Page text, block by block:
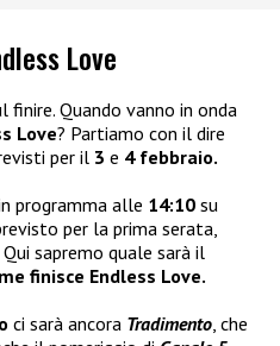
Love
Quando vanno in onda
Love? Partiamo con il dire
per il 3 e 4 febbraio.
programma alle 14:10 su
per la prima serata,
Qui sapremo quale sarà il
finisce Endless Love.
ci sarà ancora Tradimento, che